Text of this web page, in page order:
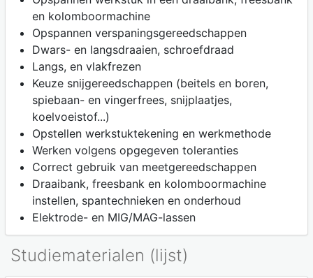
en kolomboormachine
Opspannen verspaningsgereedschappen
Dwars- en langsdraaien, schroefdraad
Langs, en vlakfrezen
Keuze snijgereedschappen (beitels en boren,
spiebaan- en vingerfrees, snijplaatjes,
koelvoeistof...)
Opstellen werkstuktekening en werkmethode
Werken volgens opgegeven toleranties
Correct gebruik van meetgereedschappen
Draaibank, freesbank en kolomboormachine
instellen, spantechnieken en onderhoud
Elektrode- en MIG/MAG-lassen
Studiematerialen (lijst)